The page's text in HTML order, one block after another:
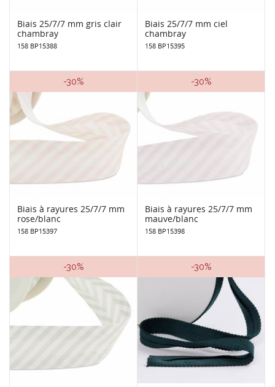
Biais 25/7/7 mm gris clair
chambray
158 BP15388
Biais 25/7/7 mm ciel
chambray
158 BP15395
-30%
Biais à rayures 25/7/7 mm
rose/blanc
158 BP15397
-30%
Biais à rayures 25/7/7 mm
mauve/blanc
158 BP15398
-30% -30%